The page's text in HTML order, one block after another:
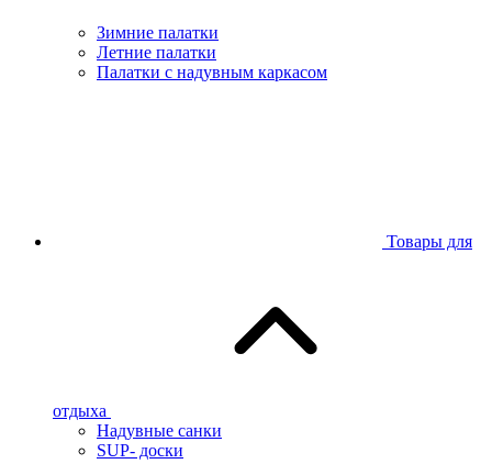
Зимние палатки
Летние палатки
Палатки с надувным каркасом
Товары для
отдыха
Надувные санки
SUP- доски